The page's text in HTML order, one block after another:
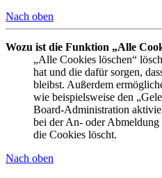
Nach oben
Wozu ist die Funktion „Alle
„Alle Cookies löschen“
hat und die dafür sorgen,
bleibst. Außerdem
wie beispielsweise den
Board-Administration
bei der An- oder Abmeldung
die Cookies löscht.
Nach oben